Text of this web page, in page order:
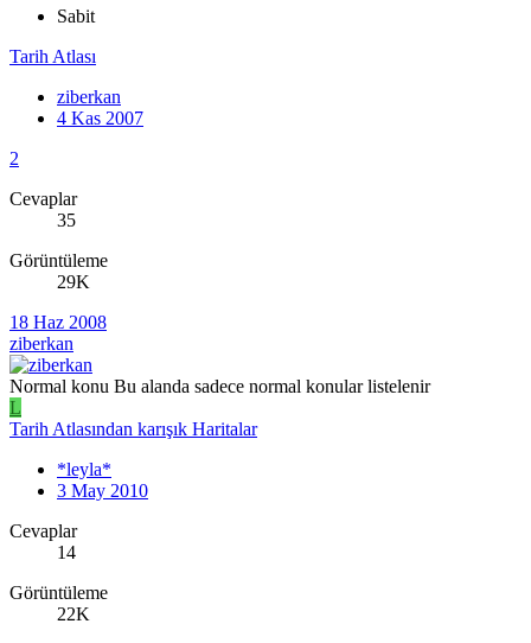
Sabit
Tarih Atlası
ziberkan
4 Kas 2007
2
Cevaplar
35
Görüntüleme
29K
18 Haz 2008
ziberkan
Normal konu Bu alanda sadece normal konular listelenir
L
Tarih Atlasından karışık Haritalar
*leyla*
3 May 2010
Cevaplar
14
Görüntüleme
22K